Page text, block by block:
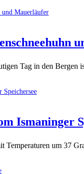
Tag in den
Ismaninger
Temperaturen um 37